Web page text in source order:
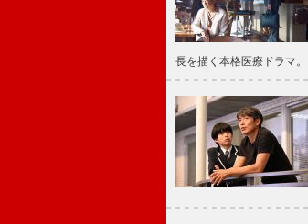
長を描く本格医療ドラマ